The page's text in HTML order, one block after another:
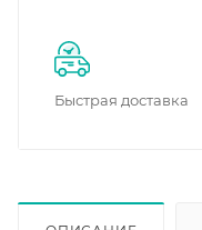
Быстрая доставка